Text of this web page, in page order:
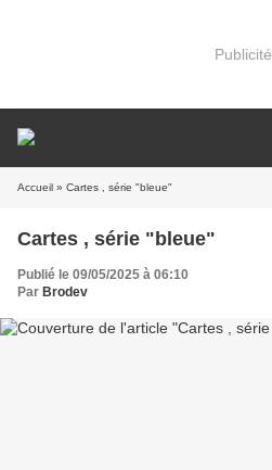
Publicité
Accueil » Cartes , série "bleue"
Cartes , série "bleue"
Publié le 09/05/2025 à 06:10
Par Brodev